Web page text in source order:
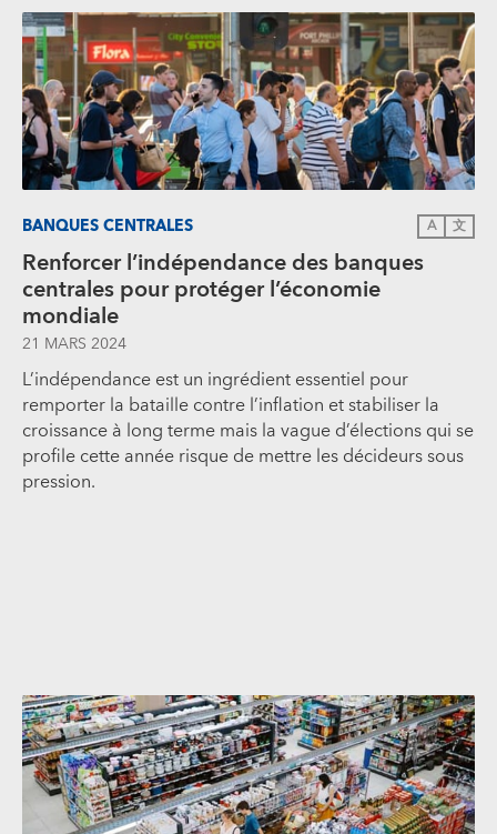
BANQUES CENTRALES A 文
Renforcer l’indépendance des banques
centrales pour protéger l’économie
mondiale
21 MARS 2024
L’indépendance est un ingrédient essentiel pour
remporter la bataille contre l’inflation et stabiliser la
croissance à long terme mais la vague d’élections qui se
profile cette année risque de mettre les décideurs sous
pression.